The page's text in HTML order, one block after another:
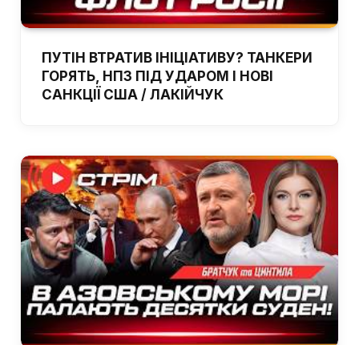
ПУТІН ВТРАТИВ ІНІЦІАТИВУ? ТАНКЕРИ
ГОРЯТЬ, НПЗ ПІД УДАРОМ І НОВІ
САНКЦІЇ США / ЛАКІЙЧУК